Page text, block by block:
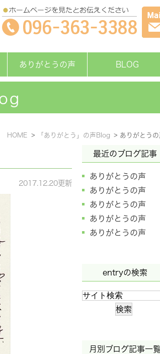
ありがとうの声 BLOG
HOME 「ありがとう」の声Blog ありがとうの
2017.12.20更新
最近のブログ記事
ありがとうの声
ありがとうの声
ありがとうの声
ありがとうの声
ありがとうの声
entryの検索
月別ブログ記事一覧